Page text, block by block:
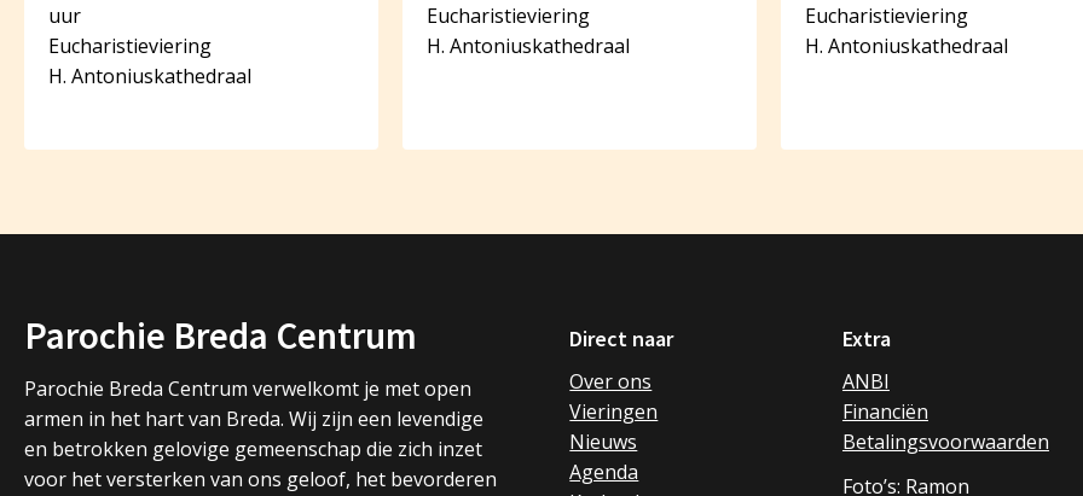
uur
Eucharistieviering
H. Antoniuskathedraal
Eucharistieviering
H. Antoniuskathedraal
Eucharistieviering
H. Antoniuskathedraal
Parochie Breda Centrum
Parochie Breda Centrum verwelkomt je met open
armen in het hart van Breda. Wij zijn een levendige
en betrokken gelovige gemeenschap die zich inzet
voor het versterken van ons geloof, het bevorderen
Direct naar
Over ons
Vieringen
Nieuws
Agenda
Extra
ANBI
Financiën
Betalingsvoorwaarden
Foto’s: Ramon